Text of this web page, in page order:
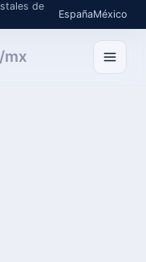
de
EspañaMéxico
mx